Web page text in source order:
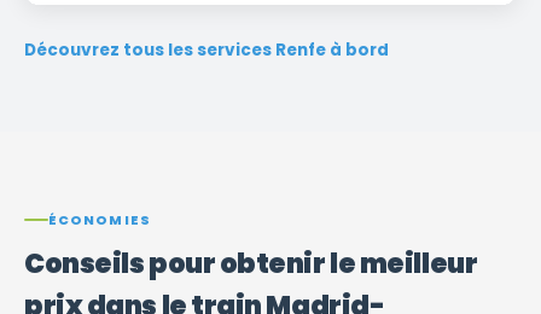
Découvrez tous les services Renfe à bord
ÉCONOMIES
Conseils pour obtenir le meilleur
prix dans le train Madrid-